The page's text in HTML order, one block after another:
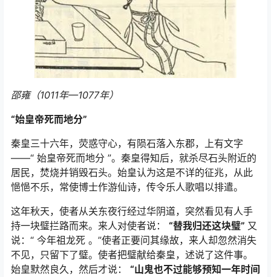
邵雍（1011年—1077年）
“始皇帝死而地分”
秦皇三十六年，荧惑守心，有陨石落入东郡，上有文字
——“ 始皇帝死而地分 ”。秦皇得知后，就杀尽石头附近的
居民，焚烧并销毁石头。始皇认为这是不详的征兆，从此
悒悒不乐，常使博士作游仙诗，传令乐人歌唱以排遣。
这年秋天，使者从关东夜行经过华阴道，突然看见有人手
持一块璧拦路而来。来人对使者说： “替我归还这块璧” 又
说：“ 今年祖龙死 。”使者正要问其缘故，来人却忽然消失
不见，只留下了璧。使者把璧献给秦皇，述说了这件事。
始皇默然良久，然后才说： “山鬼也不过能够预知一年时间